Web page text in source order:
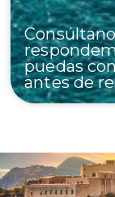
puedas
antes de